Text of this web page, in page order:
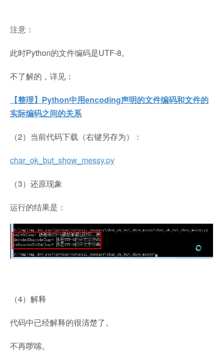
注意：
此时Python的文件编码是UTF-8。
不了解的，详见：
【整理】Python中用encoding声明的文件编码和文件的
实际编码之间的关系
（2）当前代码下载（右键另存为）：
char_ok_but_show_messy.py
（3）还原现象
运行的结果是：
（4）解释
代码中已经解释的很清楚了。
不再啰嗦。